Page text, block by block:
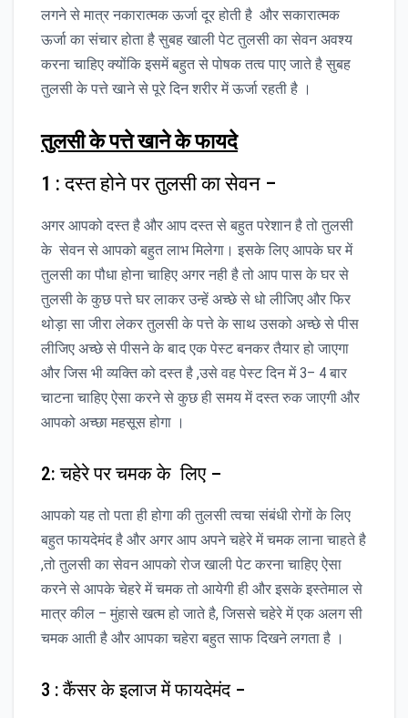
लगने से मात्र नकारात्मक ऊर्जा दूर होती है और सकारात्मक
ऊर्जा का संचार होता है सुबह खाली पेट तुलसी का सेवन अवश्य
करना चाहिए क्योंकि इसमें बहुत से पोषक तत्व पाए जाते है सुबह
तुलसी के पत्ते खाने से पूरे दिन शरीर में ऊर्जा रहती है ।
तुलसीकेपत्तेखानेकेफायदे
1 : दस्त होने पर तुलसी का सेवन –
अगर आपको दस्त है और आप दस्त से बहुत परेशान है तो तुलसी
के सेवन से आपको बहुत लाभ मिलेगा। इसके लिए आपके घर में
तुलसी का पौधा होना चाहिए अगर नही है तो आप पास के घर से
तुलसी के कुछ पत्ते घर लाकर उन्हें अच्छे से धो लीजिए और फिर
थोड़ा सा जीरा लेकर तुलसी के पत्ते के साथ उसको अच्छे से पीस
लीजिए अच्छे से पीसने के बाद एक पेस्ट बनकर तैयार हो जाएगा
और जिस भी व्यक्ति को दस्त है ,उसे वह पेस्ट दिन में 3– 4 बार
चाटना चाहिए ऐसा करने से कुछ ही समय में दस्त रुक जाएगी और
आपको अच्छा महसूस होगा ।
2: चहेरे पर चमक के लिए –
आपको यह तो पता ही होगा की तुलसी त्वचा संबंधी रोगों के लिए
बहुत फायदेमंद है और अगर आप अपने चहेरे में चमक लाना चाहते है
,तो तुलसी का सेवन आपको रोज खाली पेट करना चाहिए ऐसा
करने से आपके चेहरे में चमक तो आयेगी ही और इसके इस्तेमाल से
मात्र कील – मुंहासे खत्म हो जाते है, जिससे चहेरे में एक अलग सी
चमक आती है और आपका चहेरा बहुत साफ दिखने लगता है ।
3 : कैंसर के इलाज में फायदेमंद –